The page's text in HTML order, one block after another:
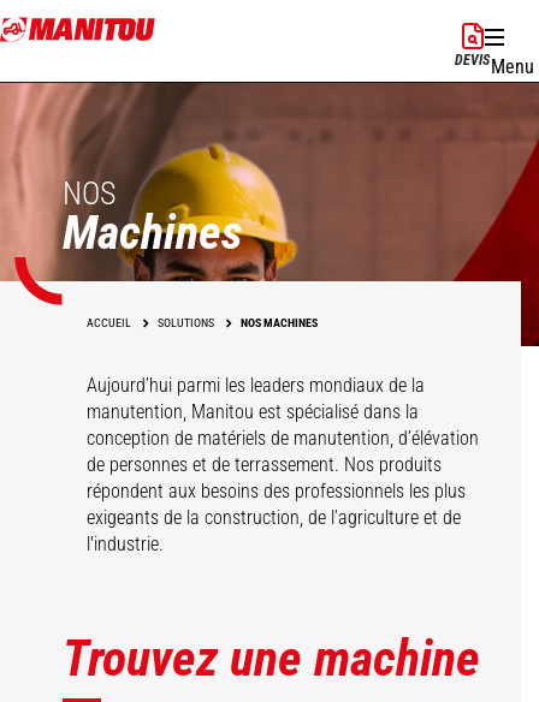
Aller
au
principal
DEVISMenu
NOS
Machines
ACCUEIL SOLUTIONS NOS MACHINES
Aujourd’hui parmi les leaders mondiaux de la
manutention, Manitou est spécialisé dans la
conception de matériels de manutention, d’élévation
de personnes et de terrassement. Nos produits
répondent aux besoins des professionnels les plus
exigeants de la construction, de l’agriculture et de
l'industrie.
Trouvez une machine